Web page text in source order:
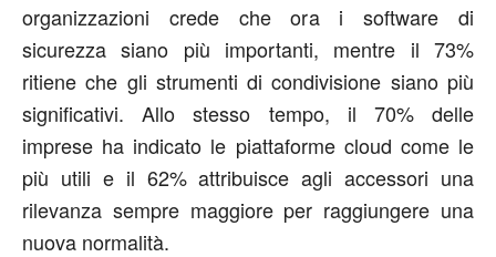
organizzazioni crede che ora i software di
sicurezza siano più importanti, mentre il 73%
ritiene che gli strumenti di condivisione siano più
significativi. Allo stesso tempo, il 70% delle
imprese ha indicato le piattaforme cloud come le
più utili e il 62% attribuisce agli accessori una
rilevanza sempre maggiore per raggiungere una
nuova normalità.